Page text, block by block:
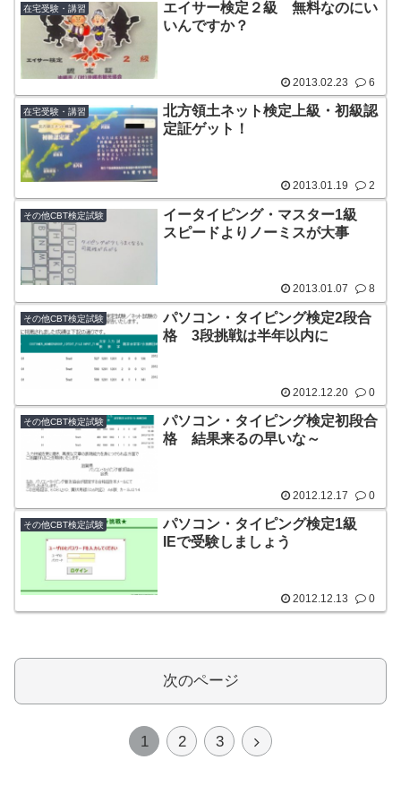
在宅受験・講習
エイサー検定２級 無料なのにい
いんですか？
2013.02.23 6
在宅受験・講習
北方領土ネット検定上級・初級認
定証ゲット！
2013.01.19 2
その他CBT検定試験
イータイピング・マスター1級
スピードよりノーミスが大事
2013.01.07 8
その他CBT検定試験
パソコン・タイピング検定2段合
格 3段挑戦は半年以内に
2012.12.20 0
その他CBT検定試験
パソコン・タイピング検定初段合
格 結果来るの早いな～
2012.12.17 0
その他CBT検定試験
パソコン・タイピング検定1級
IEで受験しましょう
2012.12.13 0
次のページ
1 2 3
次